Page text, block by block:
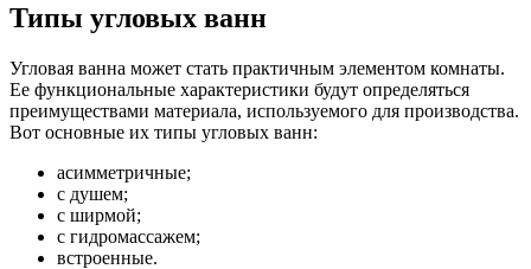
Типы угловых ванн
Угловая ванна может стать практичным элементом комнаты.
Ее функциональные характеристики будут определяться
преимуществами материала, используемого для производства.
Вот основные их типы угловых ванн:
асимметричные;
с душем;
с ширмой;
с гидромассажем;
встроенные.